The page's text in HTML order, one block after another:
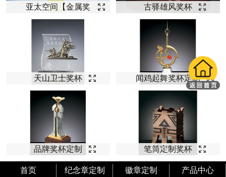
亚太空间【金属奖
杯定制】
古驿雄风奖杯
天山卫士奖杯 闻鸡起舞奖杯定制
品牌奖杯定制 笔筒定制奖杯
首页 纪念章定制 徽章定制 产品中心